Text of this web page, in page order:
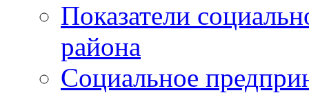
Показатели
района
Социальное